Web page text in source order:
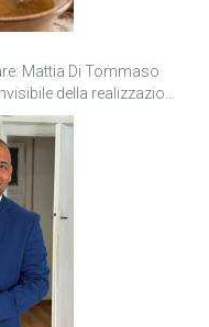
Mattia Di Tommaso
della realizzazione